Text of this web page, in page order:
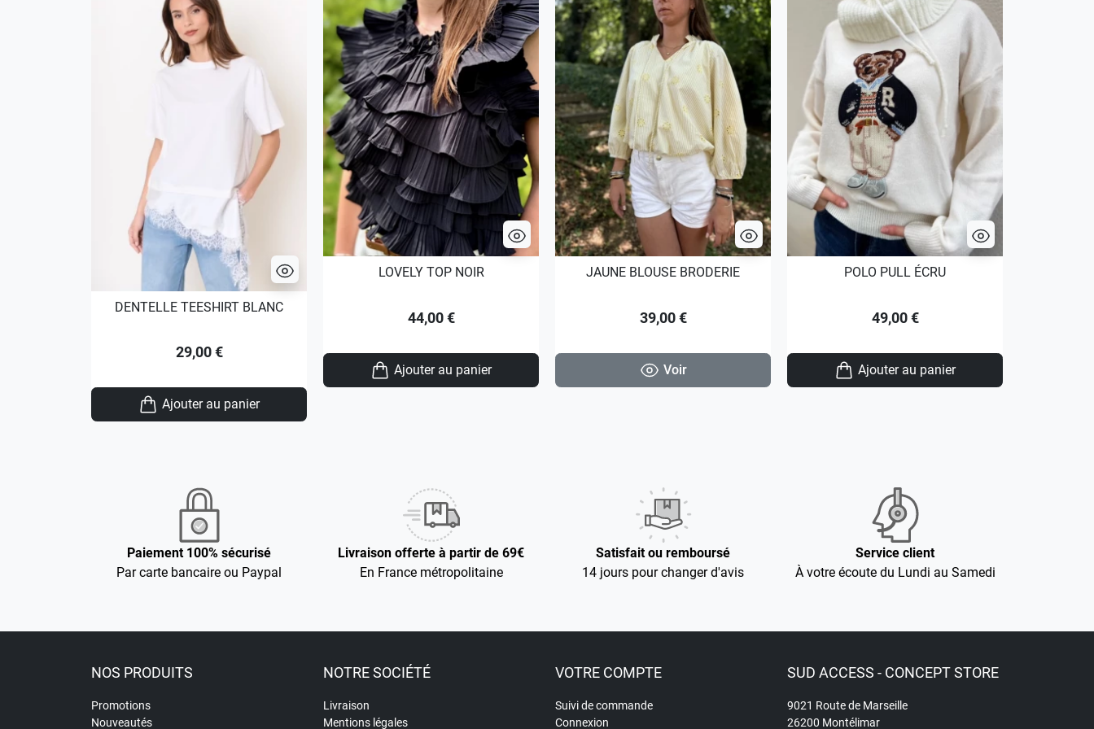
DENTELLE TEESHIRT BLANC
29,00 €
Ajouter au panier
LOVELY TOP NOIR
44,00 €
Ajouter au panier
JAUNE BLOUSE BRODERIE
39,00 €
Voir
POLO PULL ÉCRU
49,00 €
Ajouter au panier
Paiement 100% sécurisé
Par carte bancaire ou Paypal
Livraison offerte à partir de 69€
En France métropolitaine
Satisfait ou remboursé
14 jours pour changer d'avis
Service client
À votre écoute du Lundi au Samedi
NOS PRODUITS
Promotions
Nouveautés
NOTRE SOCIÉTÉ
Livraison
Mentions légales
VOTRE COMPTE
Suivi de commande
Connexion
SUD ACCESS - CONCEPT STORE
9021 Route de Marseille
26200 Montélimar